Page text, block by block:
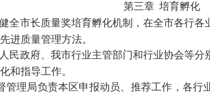
第三章 培育孵化
全市长质量奖培育孵化机制，在全市各行
进质量管理方法。
人民政府、 我市行业主管部门和行业协会等
和指导工作。
管理局负责本区申报动员、推荐工作，各行